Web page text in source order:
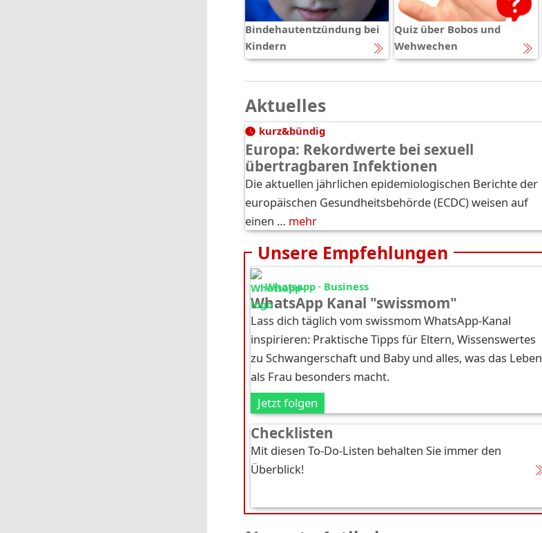
Bindehautentzündung bei
Kindern
Quiz über Bobos und
Wehwechen
Aktuelles
kurz&bündig
Europa: Rekordwerte bei sexuell
übertragbaren Infektionen
Die aktuellen jährlichen epidemiologischen Berichte der
europäischen Gesundheitsbehörde (ECDC) weisen auf
einen … mehr
Unsere Empfehlungen
Whatsapp · Business
WhatsApp Kanal "swissmom"
Lass dich täglich vom swissmom WhatsApp-Kanal
inspirieren: Praktische Tipps für Eltern, Wissenswertes
zu Schwangerschaft und Baby und alles, was das Leben
als Frau besonders macht.
Jetzt folgen
Checklisten
Mit diesen To-Do-Listen behalten Sie immer den
Überblick!